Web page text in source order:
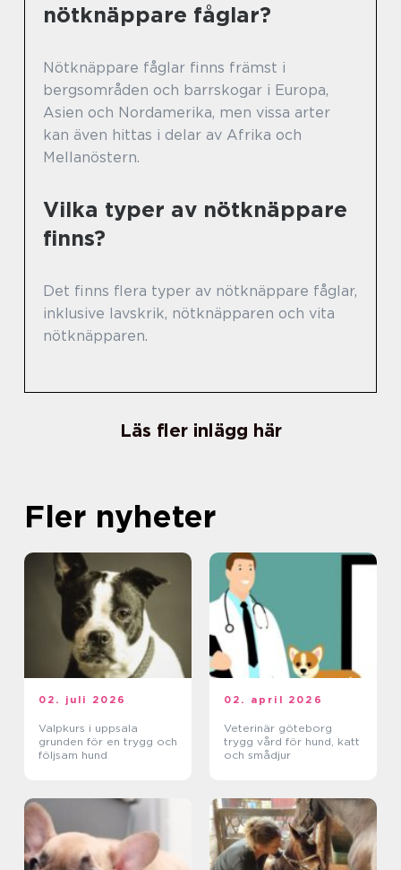
nötknäppare fåglar?
Nötknäppare fåglar finns främst i
bergsområden och barrskogar i Europa,
Asien och Nordamerika, men vissa arter
kan även hittas i delar av Afrika och
Mellanöstern.
Vilka typer av nötknäppare
finns?
Det finns flera typer av nötknäppare fåglar,
inklusive lavskrik, nötknäpparen och vita
nötknäpparen.
Läs fler inlägg här
Fler nyheter
02. juli 2026
Valpkurs i uppsala
grunden för en trygg och
följsam hund
02. april 2026
Veterinär göteborg
trygg vård för hund, katt
och smådjur